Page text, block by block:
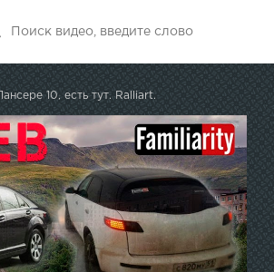
10, есть тут. Ralliart.